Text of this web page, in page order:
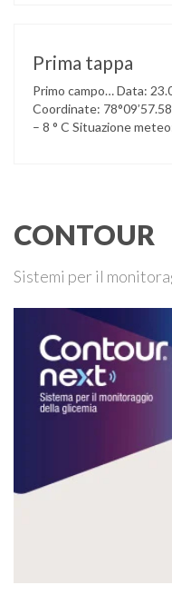
Prima tappa
Primo campo… Data:
Coordinate:
– 8 ° C Situazione
CONTOUR
Sistemi per il